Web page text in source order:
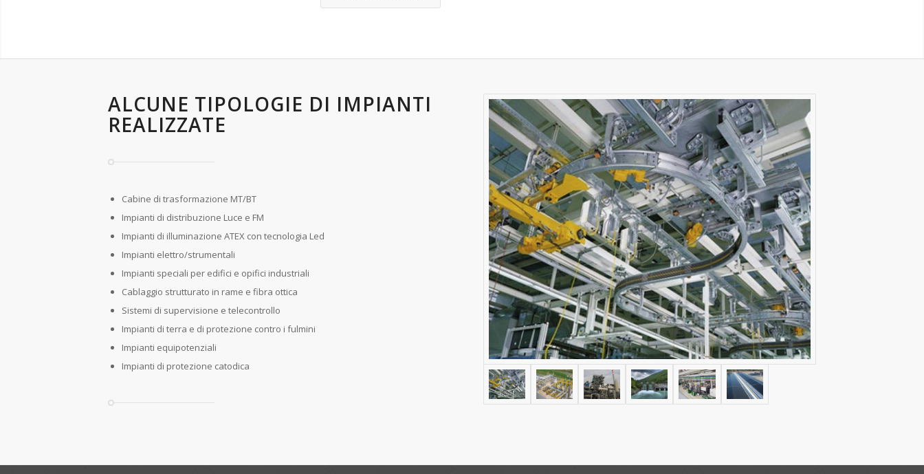
ALCUNE TIPOLOGIE DI IMPIANTI
REALIZZATE
Cabine di trasformazione MT/BT
Impianti di distribuzione Luce e FM
Impianti di illuminazione ATEX con tecnologia Led
Impianti elettro/strumentali
Impianti speciali per edifici e opifici industriali
Cablaggio strutturato in rame e fibra ottica
Sistemi di supervisione e telecontrollo
Impianti di terra e di protezione contro i fulmini
Impianti equipotenziali
Impianti di protezione catodica